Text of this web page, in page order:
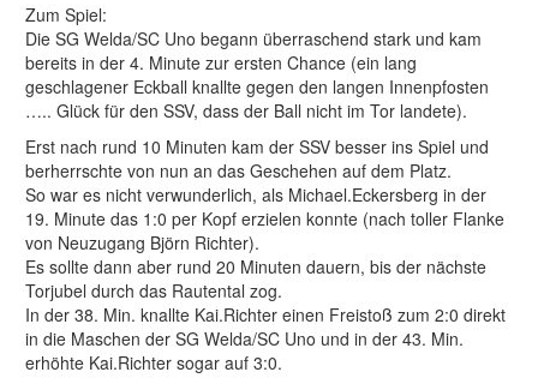
Zum Spiel:
Die SG Welda/SC Uno begann überraschend stark und kam
bereits in der 4. Minute zur ersten Chance (ein lang
geschlagener Eckball knallte gegen den langen Innenpfosten
….. Glück für den SSV, dass der Ball nicht im Tor landete).
Erst nach rund 10 Minuten kam der SSV besser ins Spiel und
berherrschte von nun an das Geschehen auf dem Platz.
So war es nicht verwunderlich, als Michael.Eckersberg in der
19. Minute das 1:0 per Kopf erzielen konnte (nach toller Flanke
von Neuzugang Björn Richter).
Es sollte dann aber rund 20 Minuten dauern, bis der nächste
Torjubel durch das Rautental zog.
In der 38. Min. knallte Kai.Richter einen Freistoß zum 2:0 direkt
in die Maschen der SG Welda/SC Uno und in der 43. Min.
erhöhte Kai.Richter sogar auf 3:0.